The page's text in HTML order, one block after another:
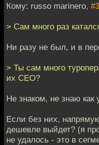
Кому: russo marinero,
> Сам много раз
Ни разу не был, и в
> Ты сам много
их CEO?
Не знаком, не знаю как
Если без них,
дешевле выйдет? (я
не удалось - это в